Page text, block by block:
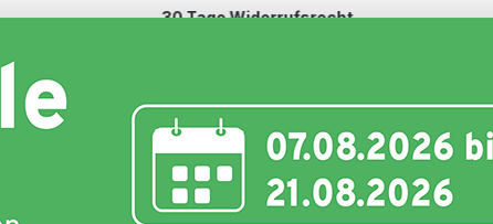
30 Tage Widerrufsrecht
Toner